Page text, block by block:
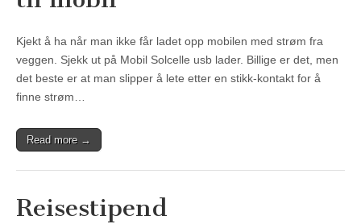
Kjekt å ha når man ikke får ladet opp mobilen med strøm fra
veggen. Sjekk ut på Mobil Solcelle usb lader. Billige er det, men
det beste er at man slipper å lete etter en stikk-kontakt for å
finne strøm…
Read more →
Reisestipend